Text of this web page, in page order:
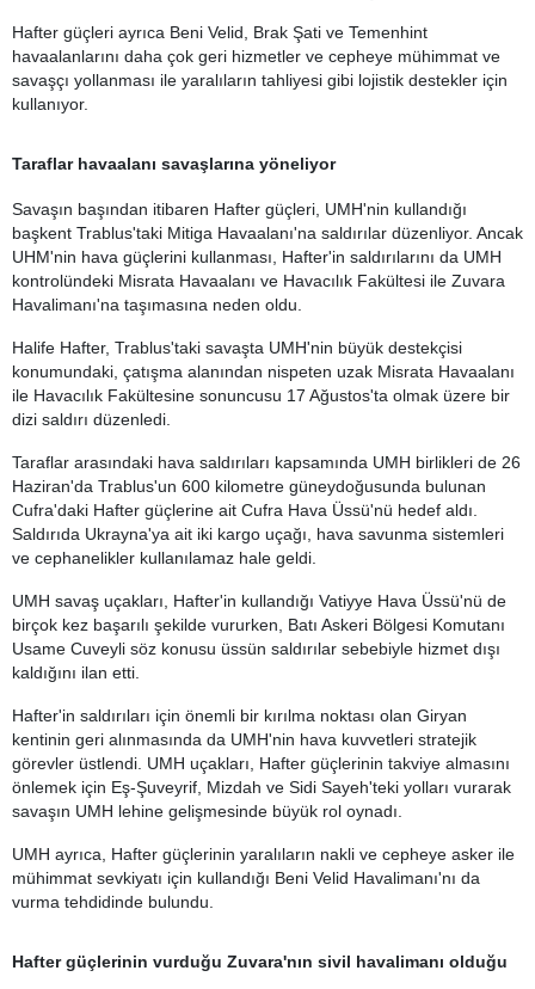
Hafter güçleri ayrıca Beni Velid, Brak Şati ve Temenhint
havaalanlarını daha çok geri hizmetler ve cepheye mühimmat ve
savaşçı yollanması ile yaralıların tahliyesi gibi lojistik destekler için
kullanıyor.
Taraflar havaalanı savaşlarına yöneliyor
Savaşın başından itibaren Hafter güçleri, UMH'nin kullandığı
başkent Trablus'taki Mitiga Havaalanı'na saldırılar düzenliyor. Ancak
UHM'nin hava güçlerini kullanması, Hafter'in saldırılarını da UMH
kontrolündeki Misrata Havaalanı ve Havacılık Fakültesi ile Zuvara
Havalimanı'na taşımasına neden oldu.
Halife Hafter, Trablus'taki savaşta UMH'nin büyük destekçisi
konumundaki, çatışma alanından nispeten uzak Misrata Havaalanı
ile Havacılık Fakültesine sonuncusu 17 Ağustos'ta olmak üzere bir
dizi saldırı düzenledi.
Taraflar arasındaki hava saldırıları kapsamında UMH birlikleri de 26
Haziran'da Trablus'un 600 kilometre güneydoğusunda bulunan
Cufra'daki Hafter güçlerine ait Cufra Hava Üssü'nü hedef aldı.
Saldırıda Ukrayna'ya ait iki kargo uçağı, hava savunma sistemleri
ve cephanelikler kullanılamaz hale geldi.
UMH savaş uçakları, Hafter'in kullandığı Vatiyye Hava Üssü'nü de
birçok kez başarılı şekilde vururken, Batı Askeri Bölgesi Komutanı
Usame Cuveyli söz konusu üssün saldırılar sebebiyle hizmet dışı
kaldığını ilan etti.
Hafter'in saldırıları için önemli bir kırılma noktası olan Giryan
kentinin geri alınmasında da UMH'nin hava kuvvetleri stratejik
görevler üstlendi. UMH uçakları, Hafter güçlerinin takviye almasını
önlemek için Eş-Şuveyrif, Mizdah ve Sidi Sayeh'teki yolları vurarak
savaşın UMH lehine gelişmesinde büyük rol oynadı.
UMH ayrıca, Hafter güçlerinin yaralıların nakli ve cepheye asker ile
mühimmat sevkiyatı için kullandığı Beni Velid Havalimanı'nı da
vurma tehdidinde bulundu.
Hafter güçlerinin vurduğu Zuvara'nın sivil havalimanı olduğu